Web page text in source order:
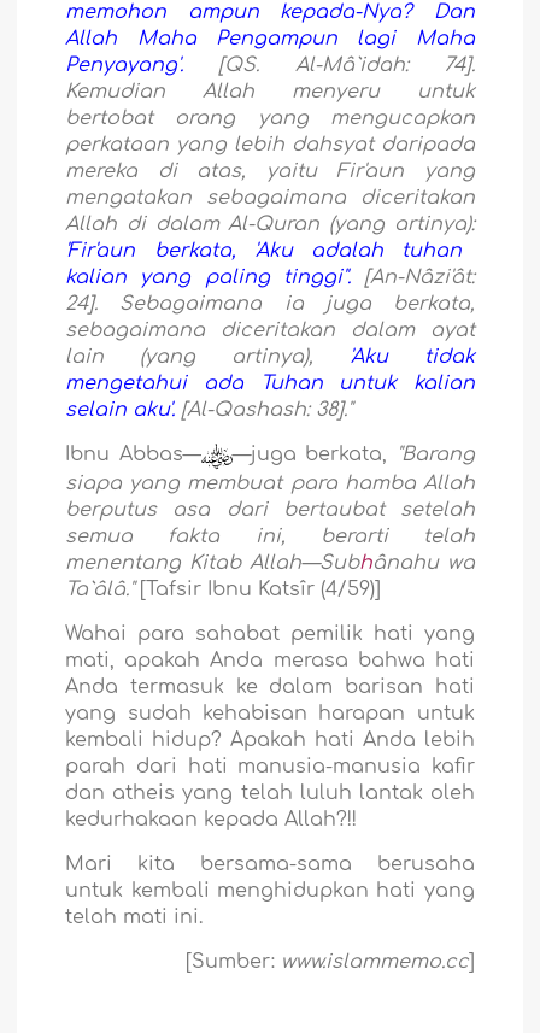
memohon ampun kepada-Nya? Dan
Allah Maha Pengampun lagi Maha
Penyayang'. [QS. Al-Mâ`idah: 74].
Kemudian Allah menyeru untuk
bertobat orang yang mengucapkan
perkataan yang lebih dahsyat daripada
mereka di atas, yaitu Fir'aun yang
mengatakan sebagaimana diceritakan
Allah di dalam Al-Quran (yang artinya):
'Fir'aun berkata, 'Aku adalah tuhan
kalian yang paling tinggi''.[An-Nâzi'ât:
24]. Sebagaimana ia juga berkata,
sebagaimana diceritakan dalam ayat
lain (yang artinya), 'Aku tidak
mengetahui ada Tuhan untuk kalian
selain aku'. [Al-Qashash: 38]."
Ibnu Abbas— —juga berkata,
"Barang
siapa yang membuat para hamba Allah
berputus asa dari bertaubat setelah
semua fakta ini, berarti telah
menentang Kitab Allah—Subhânahu wa
Ta`âlâ."[Tafsir Ibnu Katsîr (4/59)]
Wahai para sahabat pemilik hati yang
mati, apakah Anda merasa bahwa hati
Anda termasuk ke dalam barisan hati
yang sudah kehabisan harapan untuk
kembali hidup? Apakah hati Anda lebih
parah dari hati manusia-manusia kafir
dan atheis yang telah luluh lantak oleh
kedurhakaan kepada Allah?!!
Mari kita bersama-sama berusaha
untuk kembali menghidupkan hati yang
telah mati ini.
[Sumber: www.islammemo.cc]